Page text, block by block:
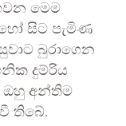
මෙම
සිට පැමිණ
බුරාගෙන
දුම්රිය
ඔහු අන්තිම
තිබේ.